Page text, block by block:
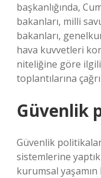
başkanlığında,
bakanları, milli
bakanları,
hava kuvvetleri
niteliğine göre
toplantılarına
Güvenlik
Güvenlik
sistemlerine
kurumsal